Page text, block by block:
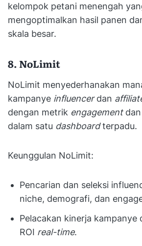
kelompok petani menengah
mengoptimalkan hasil panen
skala besar.
8. NoLimit
NoLimit menyederhanakan
kampanye influencerdan
dengan metrik engagementdan
dalam satu dashboardterpadu.
Keunggulan NoLimit:
Pencarian dan seleksi
niche, demografi, dan
Pelacakan kinerja kampanye
ROI real-time.